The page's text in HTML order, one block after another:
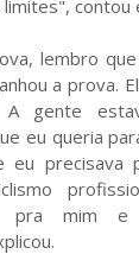
contou
lembro
a prova.
gente
eu queria
eu precisava
pra mim